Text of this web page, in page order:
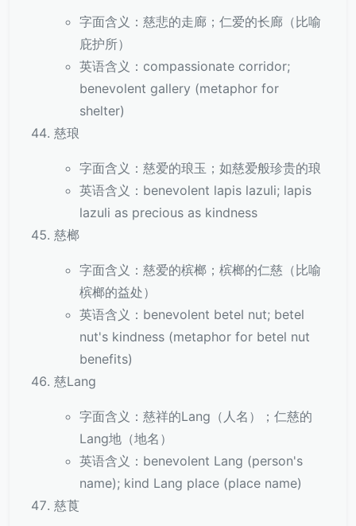
字面含义：慈悲的走廊；仁爱的长廊（比喻
庇护所）
英语含义：compassionate corridor;
benevolent gallery (metaphor for
shelter)
慈琅
字面含义：慈爱的琅玉；如慈爱般珍贵的琅
英语含义：benevolent lapis lazuli; lapis
lazuli as precious as kindness
慈榔
字面含义：慈爱的槟榔；槟榔的仁慈（比喻
槟榔的益处）
英语含义：benevolent betel nut; betel
nut's kindness (metaphor for betel nut
benefits)
慈Lang
字面含义：慈祥的Lang（人名）；仁慈的
Lang地（地名）
英语含义：benevolent Lang (person's
name); kind Lang place (place name)
慈莨